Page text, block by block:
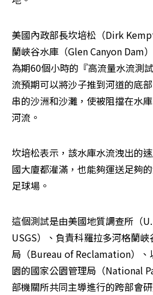
美國內政部長坎培松（Dirk
蘭峽谷水庫（Glen Canyon Dam
為期60個小時的『高流量水流測
流預期可以將沙子推到河道的底
串的沙洲和沙灘，使被阻擋在水
河流。
坎培松表示，該水庫水流洩出的
國大廈都灌滿，也能夠運送足夠
足球場。
這個測試是由美國地質調查所（
USGS）、負責科羅拉多河格蘭
局（Bureau of Reclamation）、
園的國家公園管理局（National
部機關所共同主導進行的跨部會研